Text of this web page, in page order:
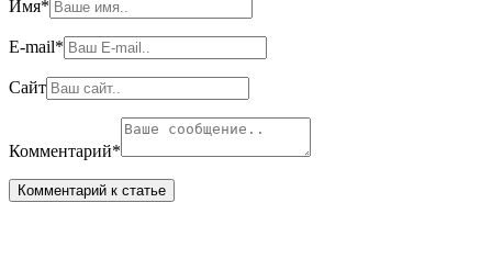
Имя*
E-mail*
Сайт
Комментарий*